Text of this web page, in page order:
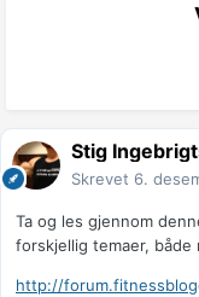
Stig
Skrevet 6.
Ta og les gjennom
forskjellig temaer,
http://